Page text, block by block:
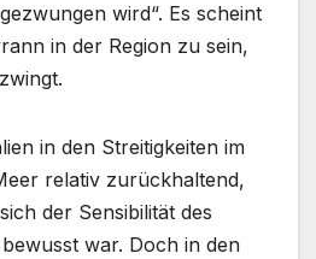
wird“. Es scheint
in der Region zu sein,
in den Streitigkeiten im
relativ zurückhaltend,
der Sensibilität des
war. Doch in den